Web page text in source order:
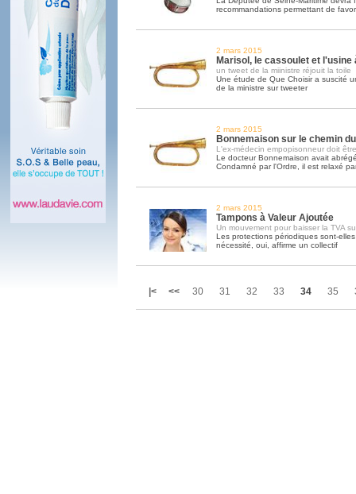
recommandations permettant de
2 mars 2015
Marisol, le cassoulet et l'usine
un tweet de la miinistre réjouit la toile
Une étude de Que Choisir a suscité
de la ministre sur tweeter
2 mars 2015
Bonnemaison sur le chemin
L'ex-médecin empopisonneur doit
Le docteur Bonnemaison avait
Condamné par l'Ordre, il est relaxé
2 mars 2015
Tampons à Valeur Ajoutée
Un mouvement pour baisser la TVA
Les protections périodiques sont-
nécessité, oui, affirme un collectif
|< << 30 31 32 33 34 35